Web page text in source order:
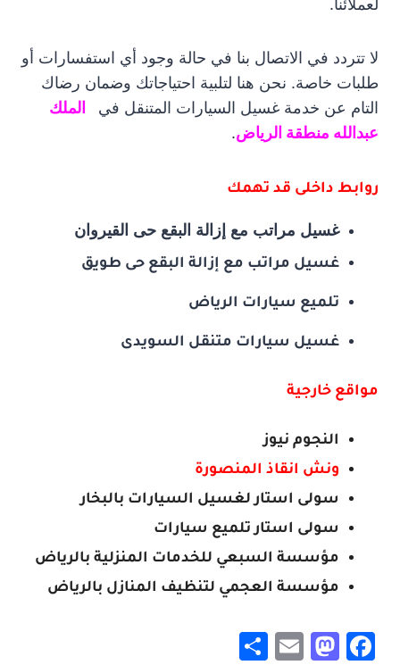
لعملائنا.
لا تتردد في الاتصال بنا في حالة وجود أي استفسارات أو
طلبات خاصة. نحن هنا لتلبية احتياجاتك وضمان رضاك
التام عن خدمة غسيل السيارات المتنقل في
الملك
عبدالله منطقة الرياض.
روابط داخلى قد تهمك
غسيل مراتب مع إزالة البقع حى القيروان
غسيل مراتب مع إزالة البقع حى طويق
تلميع سيارات الرياض
غسيل سيارات متنقل السويدى
مواقع خارجية
النجوم نيوز
ونش انقاذ المنصورة
سولى استار لغسيل السيارات بالبخار
سولى استار تلميع سيارات
مؤسسة السبعي للخدمات المنزلية بالرياض
مؤسسة العجمي لتنظيف المنازل بالرياض
F
M
E